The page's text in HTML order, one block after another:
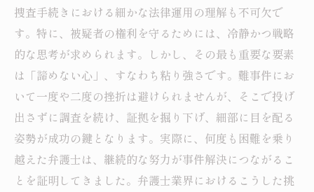
捜査手続きにおける細かな法律運用の理解も不可欠で
す。特に、被疑者の権利を守るためには、冷静かつ戦略
的な思考が求められます。しかし、その最も重要な要素
は「諦めない心」、すなわち粘り強さです。難事件にお
いて一度や二度の挫折は避けられませんが、そこで投げ
出さずに調査を続け、証拠を掘り下げ、細部に目を配る
姿勢が成功の鍵となります。実際に、何度も困難を乗り
越えた弁護士は、継続的な努力が事件解決につながるこ
とを証明してきました。弁護士業界におけるこうした挑